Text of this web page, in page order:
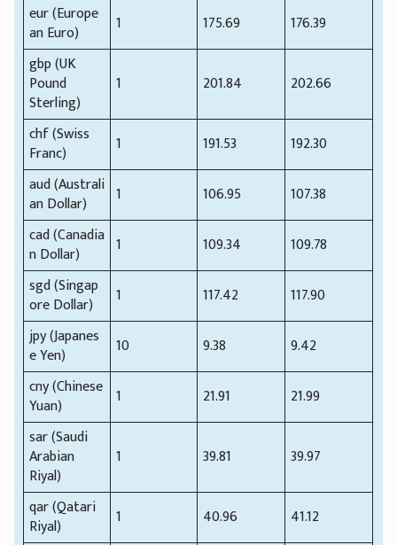
eur (Europe
an Euro)
1 175.69
176.39
gbp (UK
Pound
Sterling)
1 201.84 202.66
chf (Swiss
Franc)
1 191.53
192.30
aud (Australi
an Dollar)
1 106.95
107.38
cad (Canadia
n Dollar)
1 109.34
109.78
sgd (Singap
ore Dollar)
1 117.42
117.90
jpy (Japanes
e Yen)
10 9.38
9.42
cny (Chinese
Yuan)
1 21.91
21.99
sar (Saudi
Arabian
Riyal)
1 39.81 39.97
qar (Qatari
Riyal)
1 40.96
41.12